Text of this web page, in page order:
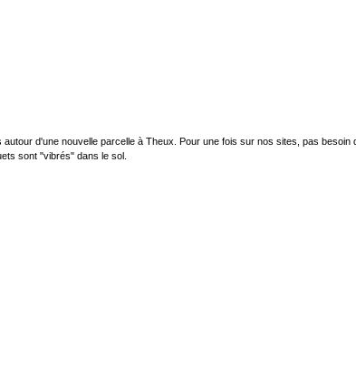
autour d'une nouvelle parcelle à Theux. Pour une fois sur nos sites, pas besoin
sont "vibrés" dans le sol.